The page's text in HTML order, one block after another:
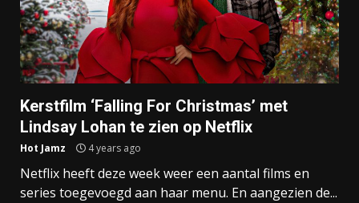
Kerstfilm ‘Falling For Christmas’ met
Lindsay Lohan te zien op Netflix
Hot Jamz 4 years ago
Netflix heeft deze week weer een aantal films en
series toegevoegd aan haar menu. En aangezien de...